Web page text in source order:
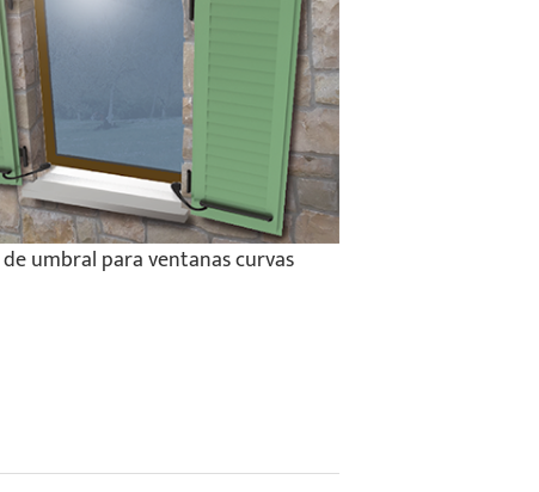
umbral para ventanas curvas